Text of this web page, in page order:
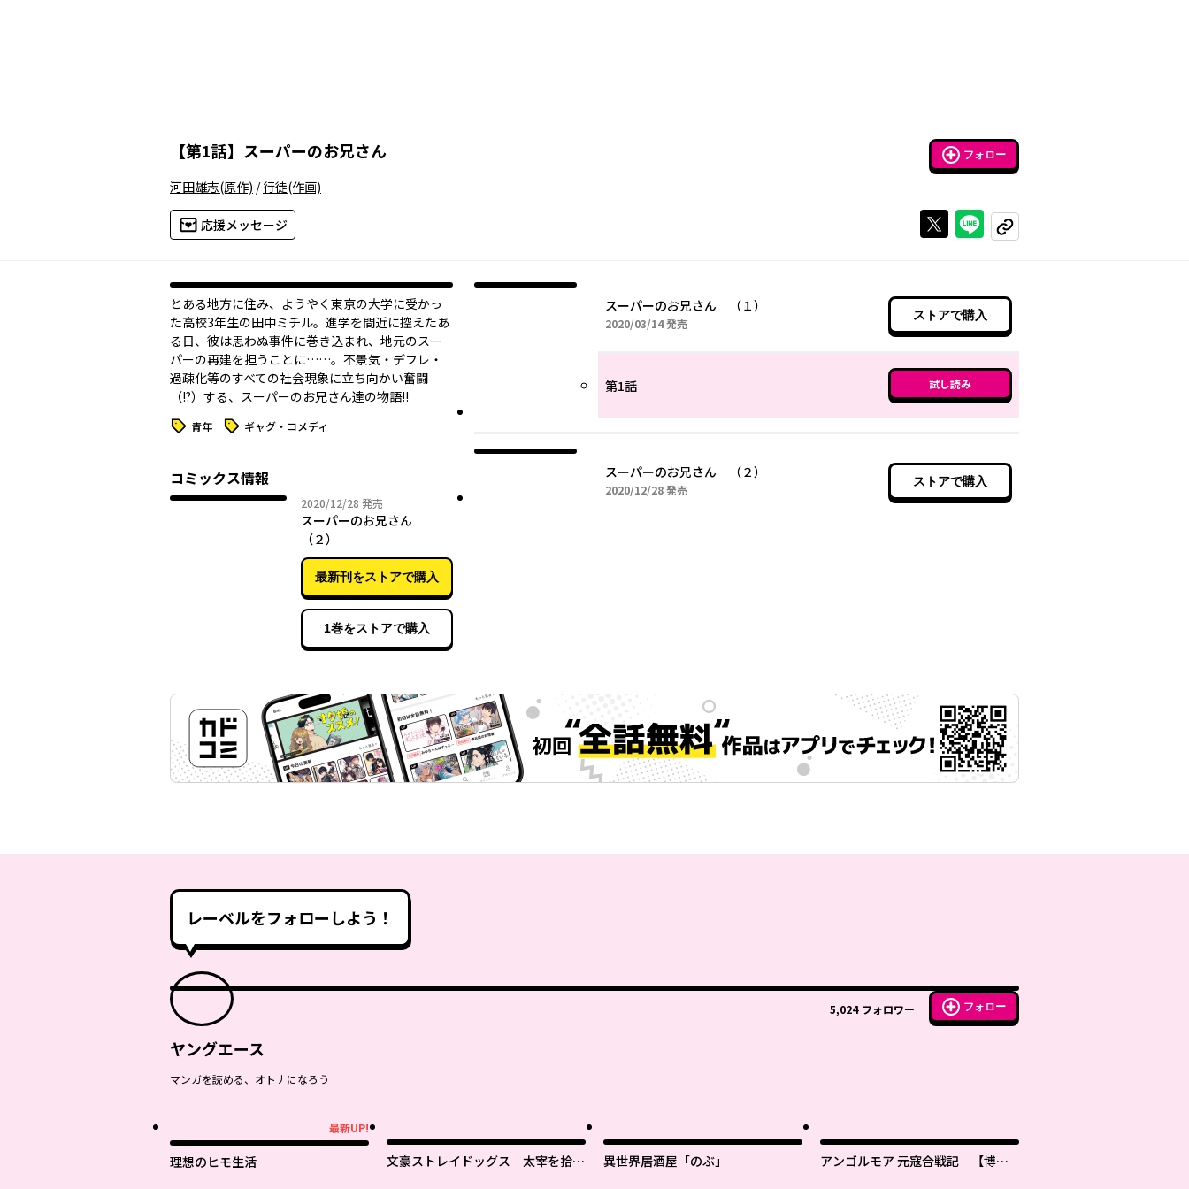
【第1話】 スーパーのお兄さん フォロー
河田雄志(原作) /行徒(作画)
応援メッセージ Xで投稿するラインでシェアする
コピーする
とある地方に住み、ようやく東京の大学に受かっ
た高校3年生の田中ミチル。進学を間近に控えたあ
る日、彼は思わぬ事件に巻き込まれ、地元のスー
パーの再建を担うことに……。不景気・デフレ・
過疎化等のすべての社会現象に立ち向かい奮闘
（!?）する、スーパーのお兄さん達の物語!!
タグ 青年 タグ ギャグ・コメディ
コミックス情報
2020/12/28 2020年12月28日
発売
スーパーのお兄さん
（２）
最新刊をストアで購入
1巻をストアで購入
スーパーのお兄さん （１）
2020/03/142020年03月14日
発売
ストアで購入
第1話 試し読み
スーパーのお兄さん （２）
2020/12/282020年12月28日
発売
ストアで購入
レーベルをフォローしよう！
5,024 フォロワー フォロー
ヤングエース
マンガを読める、オトナになろう
最新UP!
理想のヒモ生活
文豪ストレイドッグス 太宰を拾っ
異世界居酒屋「のぶ」
アンゴルモア 元寇合戦記 【博多